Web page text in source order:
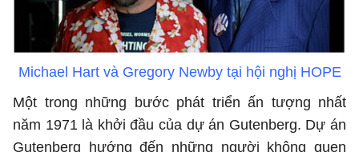
Michael Hart và Gregory Newby tại hội nghị HOPE
Một trong những bước phát triển ấn tượng nhất
năm 1971 là khởi đầu của dự án Gutenberg. Dự án
Gutenberg hướng đến những người không quen